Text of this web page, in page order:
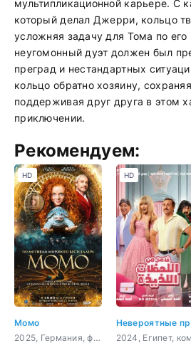
мультипликационной карьере. С
который делал Джерри, кольцо
усложняя задачу для Тома по
неугомонный дуэт должен был
преград и нестандартных
кольцо обратно хозяину,
поддерживая друг друга в этом
приключении.
Рекомендуем:
Момо
2025, Германия, фэнтези, семейный
HD HD